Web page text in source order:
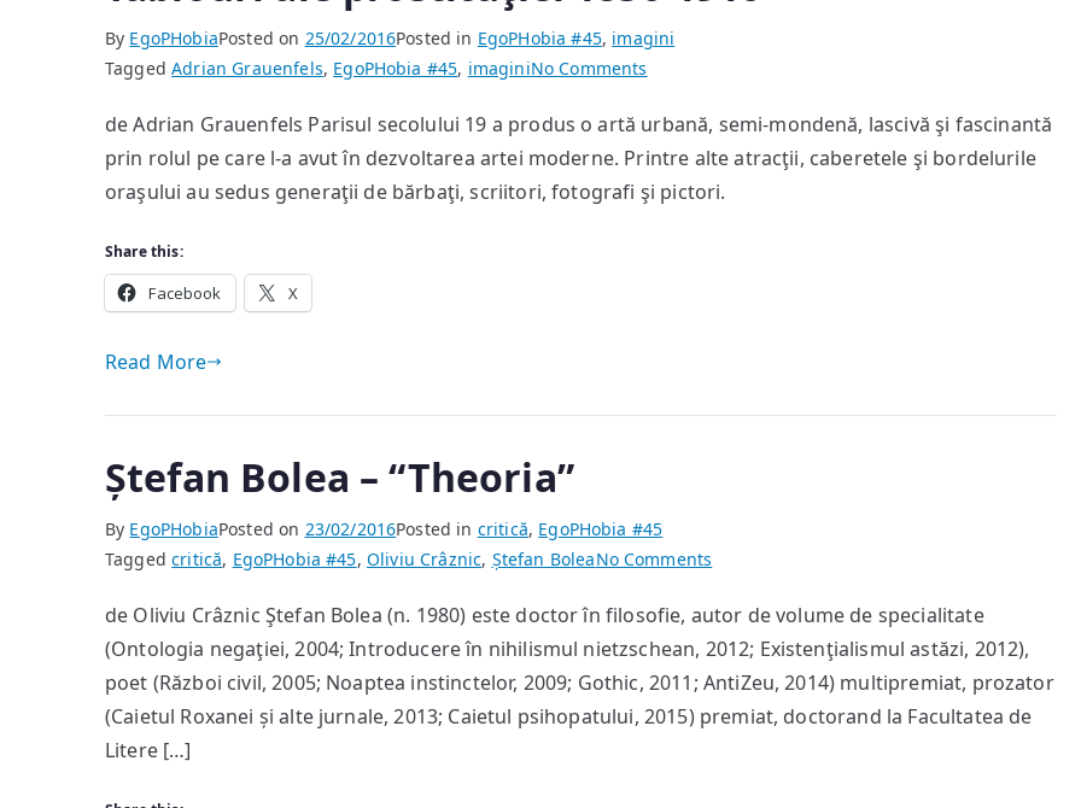
By EgoPHobiaPosted on 25/02/2016Posted in EgoPHobia #45, imagini
TaggedAdrian Grauenfels, EgoPHobia #45, imaginiNo Comments
ale
prostituţiei
1850-
de Adrian Grauenfels Parisul secolului 19 a produs o artă urbană, semi-mondenă, lascivă şi fascinantă
prin rolul pe care l-a avut în dezvoltarea artei moderne. Printre alte atracţii, caberetele şi bordelurile
oraşului au sedus generaţii de bărbaţi, scriitori, fotografi şi pictori.
Share this:
Facebook X
Read More
Ștefan Bolea – “Theoria”
By EgoPHobiaPosted on 23/02/2016Posted in critică, EgoPHobia #45
Taggedcritică, EgoPHobia #45, Oliviu Crâznic, Ștefan BoleaNo Comments
Bolea
–
“Theoria”
de Oliviu Crâznic Ştefan Bolea (n. 1980) este doctor în filosofie, autor de volume de specialitate
(Ontologia negaţiei, 2004; Introducere în nihilismul nietzschean, 2012; Existenţialismul astăzi, 2012),
poet (Război civil, 2005; Noaptea instinctelor, 2009; Gothic, 2011; AntiZeu, 2014) multipremiat, prozator
(Caietul Roxanei și alte jurnale, 2013; Caietul psihopatului, 2015) premiat, doctorand la Facultatea de
Litere […]